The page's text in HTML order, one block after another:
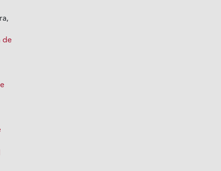
de